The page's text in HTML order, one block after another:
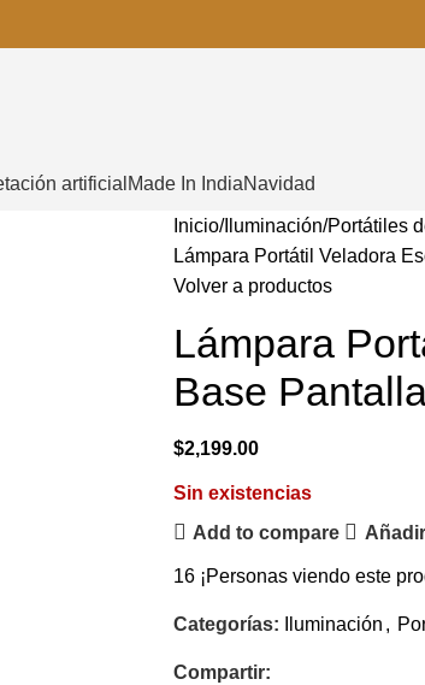
artificial Made In IndiaNavidad
Inicio Iluminación Portátiles
Lámpara Portátil Veladora
Volver a productos
Lámpara
Base
$2,199.00
Sin existencias
Add to compare
16 ¡Personas viendo este
Categorías: Iluminación ,
Compartir: